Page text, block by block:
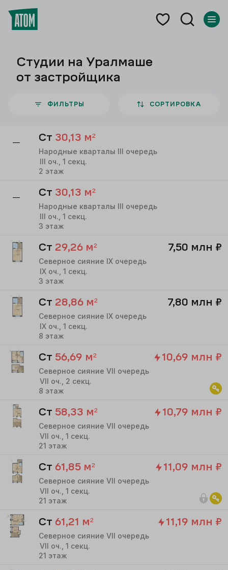
Студии на Уралмаше
от застройщика
ФИЛЬТРЫ СОРТИРОВКА
— Ст 30,13 м²
Народные кварталы III очередь
III оч., 1 секц.
2 этаж
— Ст 30,13 м²
Народные кварталы III очередь
III оч., 1 секц.
3 этаж
Ст 29,26 м² 7,50 млн ₽
Северное сияние IX очередь
IX оч., 1 секц.
3 этаж
Ст 28,86 м² 7,80 млн ₽
Северное сияние IX очередь
IX оч., 1 секц.
8 этаж
Ст 56,69 м² 10,69 млн ₽
Северное сияние VII очередь
VII оч., 2 секц.
8 этаж
Ст 58,33 м² 10,79 млн ₽
Северное сияние VII очередь
VII оч., 1 секц.
21 этаж
Ст 61,85 м² 11,09 млн ₽
Северное сияние VII очередь
VII оч., 1 секц.
21 этаж
Ст 61,21 м² 11,19 млн ₽
Северное сияние VII очередь
VII оч., 1 секц.
21 этаж